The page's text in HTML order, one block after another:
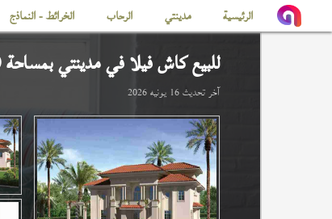
الرئيسية مدينتي الرحاب الخرائط - النماذج
للبيع كاش فيلا فيمدينتيبمساحة 1050 م
آخر تحديث16 يونيه 2026